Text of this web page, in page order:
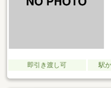
即引き渡し可 駅